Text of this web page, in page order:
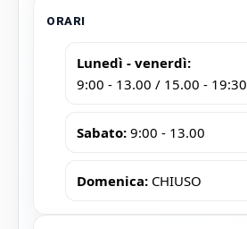
ORARI
Lunedì - venerdì:
9:00 - 13.00 / 15.00 - 19:30
Sabato: 9:00 - 13.00
Domenica: CHIUSO